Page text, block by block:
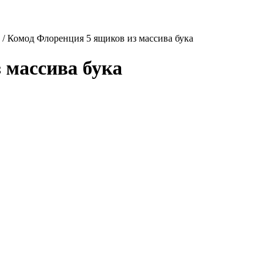
/ Комод Флоренция 5 ящиков из массива бука
бука